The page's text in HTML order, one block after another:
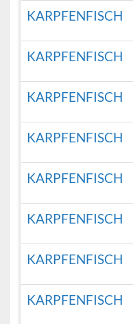
KARPFENFISCH
KARPFENFISCH
KARPFENFISCH
KARPFENFISCH
KARPFENFISCH
KARPFENFISCH
KARPFENFISCH
KARPFENFISCH